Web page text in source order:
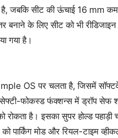
है, जबकि सीट की ऊंचाई 16 mm
बनाने के लिए सीट को भी
गया है।
OS पर चलता है, जिसमें
फोकस्ड फंक्शन्स में ड्रॉप सेफ
रोकता है। इसका सुपर होल्ड
पार्किंग मोड और रियल-टाइम